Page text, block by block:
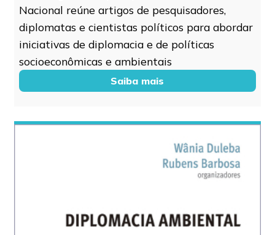
Nacional reúne artigos de pesquisadores,
diplomatas e cientistas políticos para abordar
iniciativas de diplomacia e de políticas
socioeconômicas e ambientais
Saiba mais